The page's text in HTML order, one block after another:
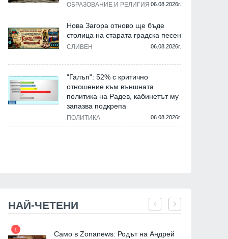
ОБРАЗОВАНИЕ И РЕЛИГИЯ 06.08.2026г.
Нова Загора отново ще бъде
столица на старата градска песен
СЛИВЕН 06.08.2026г.
"Галъп": 52% с критично
отношение към външната
политика на Радев, кабинетът му
запазва подкрепа
ПОЛИТИКА 06.08.2026г.
НАЙ-ЧЕТЕНИ
1
Само в Zonanews: Родът на Андрей